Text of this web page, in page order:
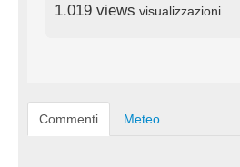
1.019 views visualizzazioni
Commenti Meteo